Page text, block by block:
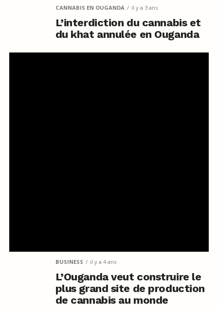
CANNABIS EN OUGANDA il y a 3 ans
L’interdiction du cannabis et
du khat annulée en Ouganda
BUSINESS il y a 4 ans
L’Ouganda veut construire le
plus grand site de production
de cannabis au monde